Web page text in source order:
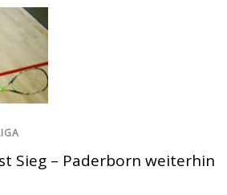
Sieg – Paderborn weiterhin